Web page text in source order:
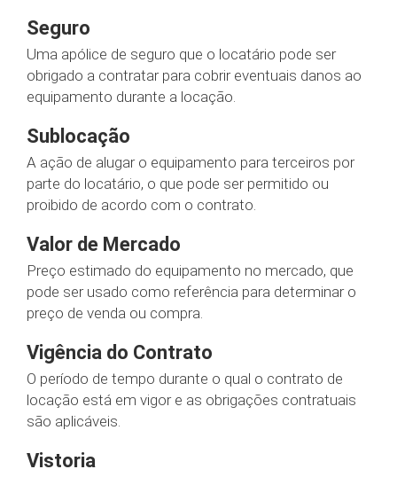
Seguro
Uma apólice de seguro que o locatário pode ser
obrigado a contratar para cobrir eventuais danos ao
equipamento durante a locação.
Sublocação
A ação de alugar o equipamento para terceiros por
parte do locatário, o que pode ser permitido ou
proibido de acordo com o contrato.
Valor de Mercado
Preço estimado do equipamento no mercado, que
pode ser usado como referência para determinar o
preço de venda ou compra.
Vigência do Contrato
O período de tempo durante o qual o contrato de
locação está em vigor e as obrigações contratuais
são aplicáveis.
Vistoria